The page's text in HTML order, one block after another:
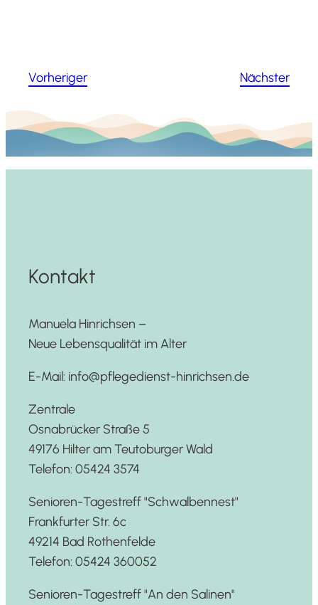
Vorheriger Nächster
Kontakt
Manuela Hinrichsen –
Neue Lebensqualität im Alter
E-Mail: info@pflegedienst-hinrichsen.de
Zentrale
Osnabrücker Straße 5
49176 Hilter am Teutoburger Wald
Telefon: 05424 3574
Senioren-Tagestreff "Schwalbennest"
Frankfurter Str. 6c
49214 Bad Rothenfelde
Telefon: 05424 360052
Senioren-Tagestreff "An den Salinen"